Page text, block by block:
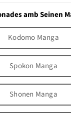
amb Seinen
Kodomo Manga
Spokon Manga
Shonen Manga